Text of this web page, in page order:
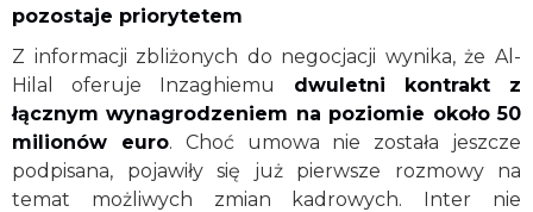
pozostaje priorytetem
Z informacji zbliżonych do negocjacji wynika, że Al-
Hilal oferuje Inzaghiemu dwuletni kontrakt z
łącznym wynagrodzeniem na poziomie około 50
milionów euro. Choć umowa nie została jeszcze
podpisana, pojawiły się już pierwsze rozmowy na
temat możliwych zmian kadrowych. Inter nie